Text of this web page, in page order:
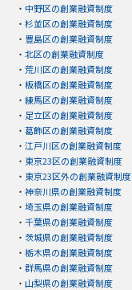
・ 中野区の創業融資制度
・ 杉並区の創業融資制度
・ 豊島区の創業融資制度
・ 北区の創業融資制度
・ 荒川区の創業融資制度
・ 板橋区の創業融資制度
・ 練馬区の創業融資制度
・ 足立区の創業融資制度
・ 葛飾区の創業融資制度
・ 江戸川区の創業融資制度
・ 東京23区の創業融資制度
・ 東京23区外の創業融資制度
・ 神奈川県の創業融資制度
・ 埼玉県の創業融資制度
・ 千葉県の創業融資制度
・ 茨城県の創業融資制度
・ 栃木県の創業融資制度
・ 群馬県の創業融資制度
・ 山梨県の創業融資制度